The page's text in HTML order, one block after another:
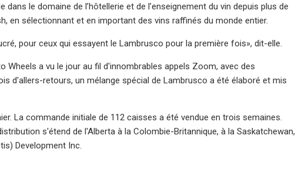
le domaine de l’hôtellerie et de l’enseignement du vin depuis plus de
en sélectionnant et en important des vins raffinés du monde entier.
pour ceux qui essayent le Lambrusco pour la première fois», dit-elle.
a vu le jour au fil d'innombrables appels Zoom, avec des
d'allers-retours, un mélange spécial de Lambrusco a été élaboré et mis
La commande initiale de 112 caisses a été vendue en trois semaines.
s'étend de l'Alberta à la Colombie-Britannique, à la Saskatchewan,
Development Inc.